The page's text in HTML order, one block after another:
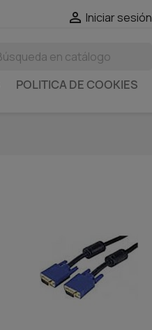
 Iniciar sesión
POLITICA DE COOKIES